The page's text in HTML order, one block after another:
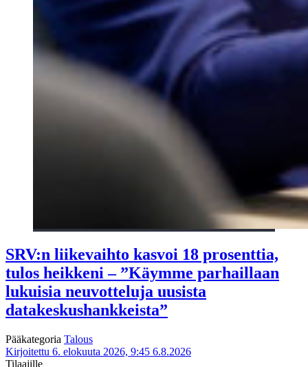
SRV:n liikevaihto kasvoi 18 prosenttia,
tulos heikkeni – ”Käymme parhaillaan
lukuisia neuvotteluja uusista
datakeskushankkeista”
Pääkategoria Talous
Kirjoitettu 6. elokuuta 2026, 9:45 6.8.2026
Tilaajille